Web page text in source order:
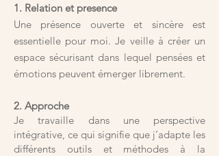
1. Relation et presence
Une présence ouverte et sincère est
essentielle pour moi. Je veille à créer un
espace sécurisant dans lequel pensées et
émotions peuvent émerger librement.
2. Approche
Je travaille dans une perspective
intégrative, ce qui signifie que j’adapte les
différents outils et méthodes à la